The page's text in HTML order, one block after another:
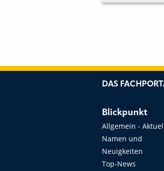
DAS
Blickpunkt
Allgemein -
Namen und
Neuigkeiten
Top-News